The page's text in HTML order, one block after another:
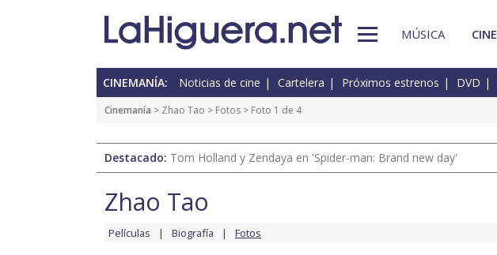
MÚSICA CINE
CINEMANÍA: Noticias de cine Cartelera Próximos estrenos DVD
Cinemanía > Zhao Tao > Fotos > Foto 1 de 4
Destacado: Tom Holland y Zendaya en 'Spider-man: Brand new day'
Zhao Tao
Películas Biografía Fotos